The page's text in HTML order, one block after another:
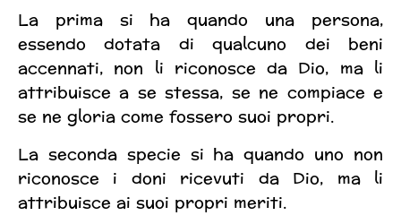
La prima si ha quando una persona,
essendo dotata di qualcuno dei beni
accennati, non li riconosce da Dio, ma li
attribuisce a se stessa, se ne compiace e
se ne gloria come fossero suoi propri.
La seconda specie si ha quando uno non
riconosce i doni ricevuti da Dio, ma li
attribuisce ai suoi propri meriti.